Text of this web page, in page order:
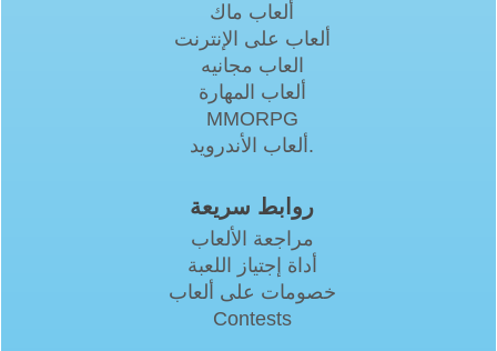
ألعاب ماك
ألعاب على الإنترنت
العاب مجانيه
ألعاب المهارة
MMORPG
ألعاب الأندرويد.
روابط سريعة
مراجعة الألعاب
أداة إجتياز اللعبة
خصومات على ألعاب
Contests